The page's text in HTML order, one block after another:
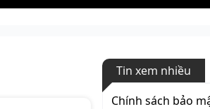
Tin xem nhiều
Chính sách bảo